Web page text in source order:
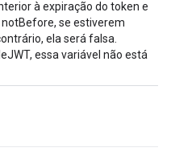
à expiração do token e
se estiverem
ela será falsa.
essa variável não está